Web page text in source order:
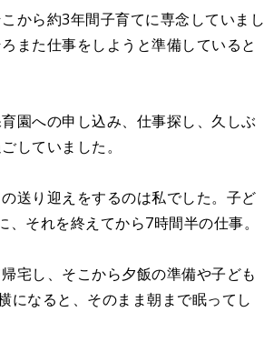
から約3年間子育てに専念していまし
また仕事をしようと準備していると
園への申し込み、仕事探し、久しぶ
していました。
送り迎えをするのは私でした。子ど
それを終えてから7時間半の仕事。
宅し、そこから夕飯の準備や子ども
になると、そのまま朝まで眠ってし